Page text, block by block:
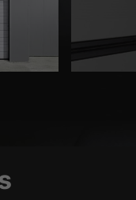
les informations du cookie